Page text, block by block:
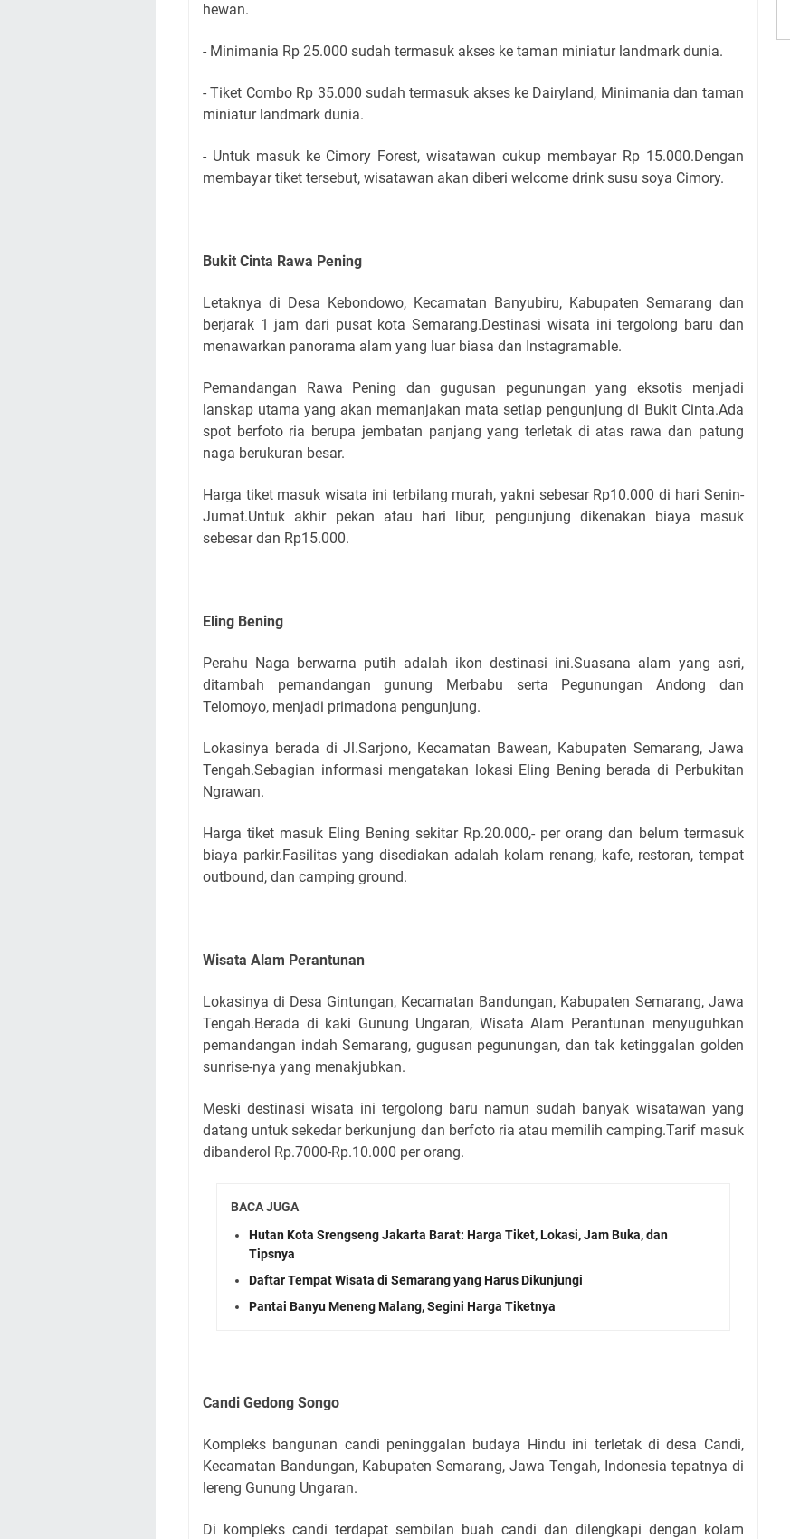
hewan.
- Minimania Rp 25.000 sudah termasuk akses ke taman miniatur landmark dunia.
- Tiket Combo Rp 35.000 sudah termasuk akses ke Dairyland, Minimania dan taman
miniatur landmark dunia.
- Untuk masuk ke Cimory Forest, wisatawan cukup membayar Rp 15.000.Dengan
membayar tiket tersebut, wisatawan akan diberi welcome drink susu soya Cimory.
Bukit Cinta Rawa Pening
Letaknya di Desa Kebondowo, Kecamatan Banyubiru, Kabupaten Semarang dan
berjarak 1 jam dari pusat kota Semarang.Destinasi wisata ini tergolong baru dan
menawarkan panorama alam yang luar biasa dan Instagramable.
Pemandangan Rawa Pening dan gugusan pegunungan yang eksotis menjadi
lanskap utama yang akan memanjakan mata setiap pengunjung di Bukit Cinta.Ada
spot berfoto ria berupa jembatan panjang yang terletak di atas rawa dan patung
naga berukuran besar.
Harga tiket masuk wisata ini terbilang murah, yakni sebesar Rp10.000 di hari Senin-
Jumat.Untuk akhir pekan atau hari libur, pengunjung dikenakan biaya masuk
sebesar dan Rp15.000.
Eling Bening
Perahu Naga berwarna putih adalah ikon destinasi ini.Suasana alam yang asri,
ditambah pemandangan gunung Merbabu serta Pegunungan Andong dan
Telomoyo, menjadi primadona pengunjung.
Lokasinya berada di Jl.Sarjono, Kecamatan Bawean, Kabupaten Semarang, Jawa
Tengah.Sebagian informasi mengatakan lokasi Eling Bening berada di Perbukitan
Ngrawan.
Harga tiket masuk Eling Bening sekitar Rp.20.000,- per orang dan belum termasuk
biaya parkir.Fasilitas yang disediakan adalah kolam renang, kafe, restoran, tempat
outbound, dan camping ground.
Wisata Alam Perantunan
Lokasinya di Desa Gintungan, Kecamatan Bandungan, Kabupaten Semarang, Jawa
Tengah.Berada di kaki Gunung Ungaran, Wisata Alam Perantunan menyuguhkan
pemandangan indah Semarang, gugusan pegunungan, dan tak ketinggalan golden
sunrise-nya yang menakjubkan.
Meski destinasi wisata ini tergolong baru namun sudah banyak wisatawan yang
datang untuk sekedar berkunjung dan berfoto ria atau memilih camping.Tarif masuk
dibanderol Rp.7000-Rp.10.000 per orang.
BACA JUGA
Hutan Kota Srengseng Jakarta Barat: Harga Tiket, Lokasi, Jam Buka, dan
Tipsnya
Daftar Tempat Wisata di Semarang yang Harus Dikunjungi
Pantai Banyu Meneng Malang, Segini Harga Tiketnya
Candi Gedong Songo
Kompleks bangunan candi peninggalan budaya Hindu ini terletak di desa Candi,
Kecamatan Bandungan, Kabupaten Semarang, Jawa Tengah, Indonesia tepatnya di
lereng Gunung Ungaran.
Di kompleks candi terdapat sembilan buah candi dan dilengkapi dengan kolam